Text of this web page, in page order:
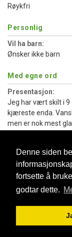
Denne siden
fortsette å
godtar dette.
Røykfri
Personlig
Vil ha barn:
Ønsker ikke barn
Med egne ord
Presentasjon:
Jeg har vært skilt i 9
kjæreste enda.
men er nok mest
liker å sykle.
betrakte livet og
aktiv hverdag - så
iallefall :)
Blogg Support